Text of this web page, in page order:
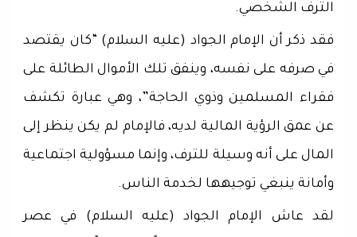
الترف الشخصي.
فقد ذكر أن الإمام الجواد (عليه السلام) “كان يقتصد
في صرفه على نفسه، وينفق تلك الأموال الطائلة على
فقراء المسلمين وذوي الحاجة”، وهي عبارة تكشف
عن عمق الرؤية المالية لديه، فالإمام لم يكن ينظر إلى
المال على أنه وسيلة للترف، وإنما مسؤولية اجتماعية
وأمانة ينبغي توجيهها لخدمة الناس.
لقد عاش الإمام الجواد (عليه السلام) في عصر